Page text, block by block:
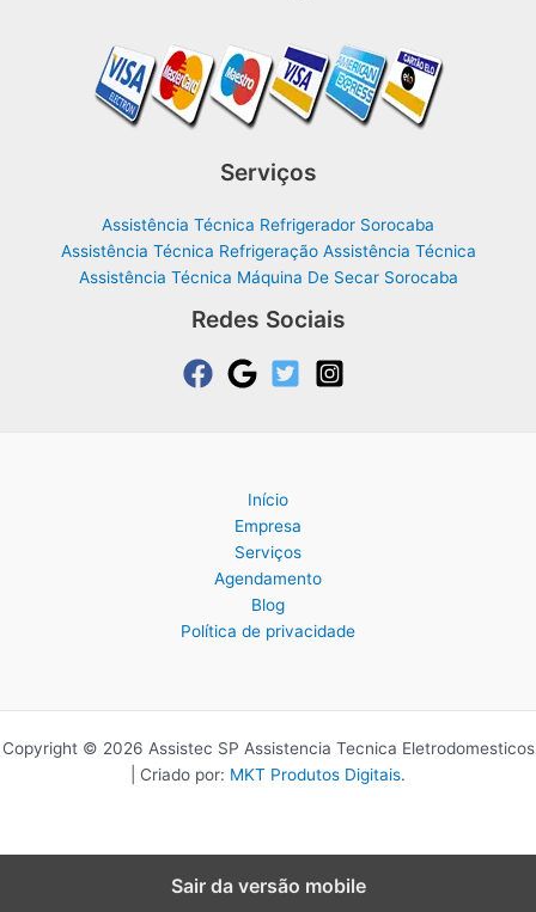
Serviços
Assistência Técnica Refrigerador Sorocaba
Assistência Técnica Refrigeração Assistência Técnica
Assistência Técnica Máquina De Secar Sorocaba
Redes Sociais
Início
Empresa
Serviços
Agendamento
Blog
Política de privacidade
Copyright © 2026 Assistec SP Assistencia Tecnica Eletrodomesticos
| Criado por: MKT Produtos Digitais.
Sair da versão mobile